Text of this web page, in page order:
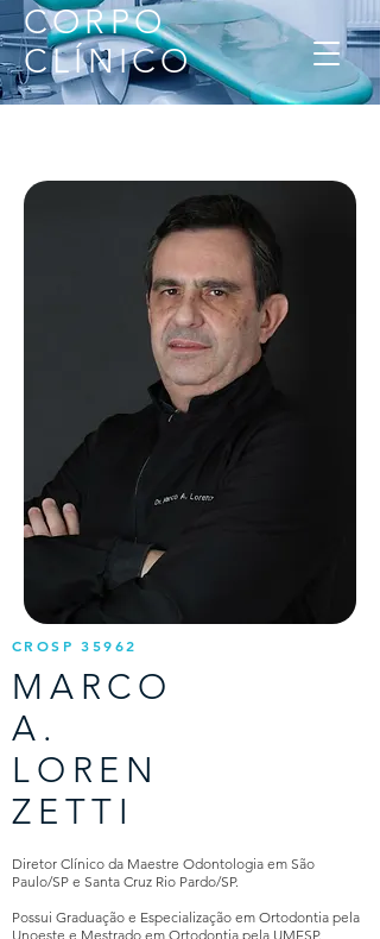
ACESSAR
CORPO
CLÍNICO
CROSP 35962
MARCO
A.
LOREN
ZETTI
Diretor Clínico da Maestre Odontologia em São
Paulo/SP e Santa Cruz Rio Pardo/SP.
Possui Graduação e Especialização em Ortodontia pela
Unoeste e Mestrado em Ortodontia pela UMESP.